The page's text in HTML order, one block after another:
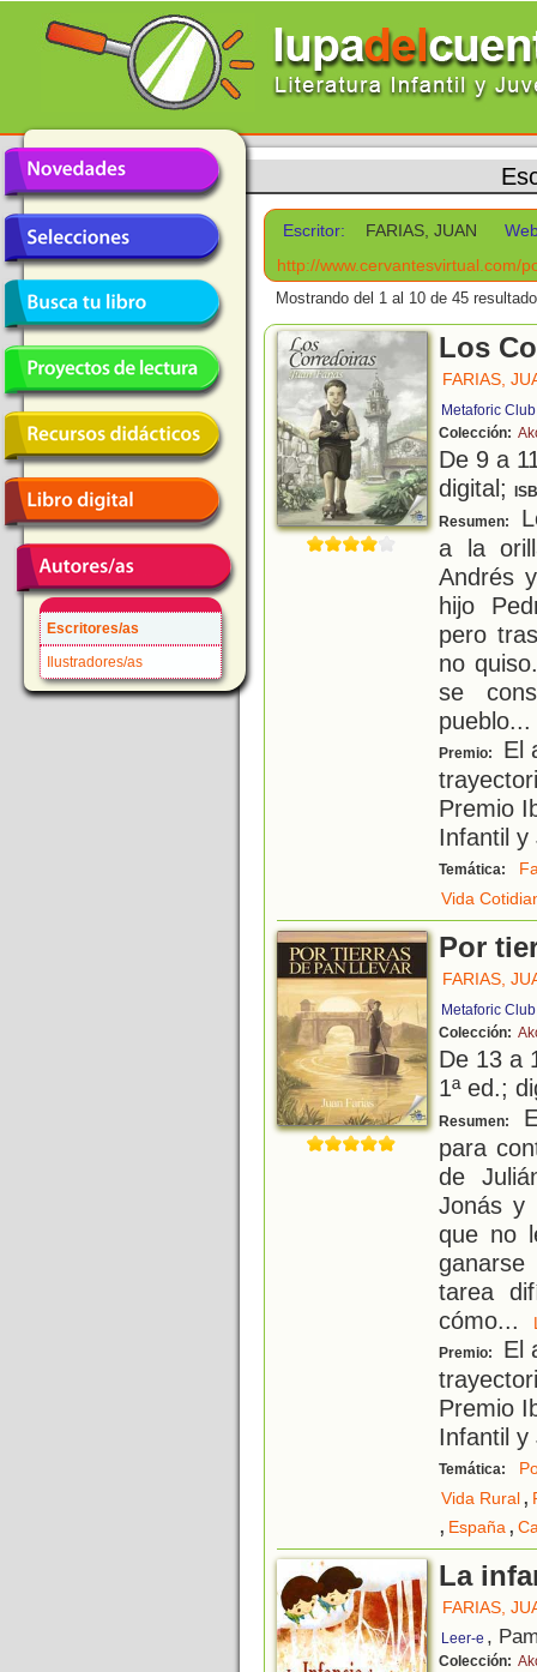
Escritores/as
Ilustradores/as
Escritor: FARIAS, JUAN
http://www.cervantesvirtual.com/
Mostrando del 1 al 10 de 45
Los
FARIAS,
Metaforic
Colección:
De 9 a
digital;
Resumen:
a la
Andrés
hijo
pero
no
se
pueblo...
Premio:
El
Premio
Infantil y
Temática:
Vida
Por
FARIAS,
Metaforic
Colección:
De 13 a
1ª ed.;
Resumen:
para
de
Jonás y
que no
tarea
cómo...
Premio:
El
Premio
Infantil y
Temática:
Vida Rural,
, España,
La
FARIAS,
Leer-e ,
Colección: